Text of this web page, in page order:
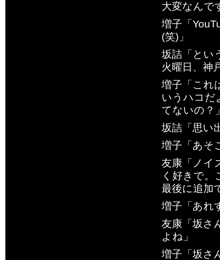
大変なんで
増子「
(笑)」
坂詰「とい
火曜日、神
増子「これ
いうハコだ
てないの？
坂詰「思い
増子「あそ
友康「ノイ
く好きで。
最後に追加
増子「あれ
友康「坂さ
よね」
増子「坂さ